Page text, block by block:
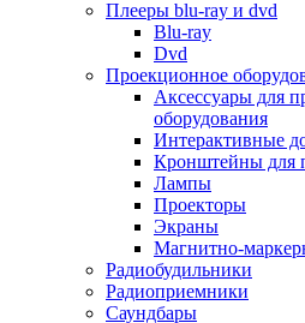
Для
Телевизоры и аксессуары
Телевизоры
Аксессуары для
Комплекты
Кронштейны
Приставки
Прочие
Пульты ду
Тв антенны
Цифровые
Смартфоны и планшеты
Смартфоны
Плееры blu-ray и dvd
Blu-ray
Dvd
Проекционное
Аксессуары для
оборудования
Интерактивные
Кронштейны для
Лампы
Проекторы
Экраны
Магнитно-
Радиобудильники
Радиоприемники
Саундбары